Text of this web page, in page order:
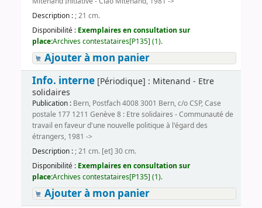
Description :; 21 cm.
Disponibilité : Exemplaires en consultation sur
place:Archives contestataires[P135] (1).
Ajouter à mon panier
Info. interne[Périodique] : Mitenand - Etre
solidaires
Publication : Bern, Postfach 4008 3001 Bern, c/o CSP, Case
postale 177 1211 Genève 8 : Etre solidaires - Communauté de
travail en faveur d'une nouvelle politique à l'égard des
étrangers, 1981 ->
Description :; 21 cm. [et] 30 cm.
Disponibilité : Exemplaires en consultation sur
place:Archives contestataires[P135] (1).
Ajouter à mon panier